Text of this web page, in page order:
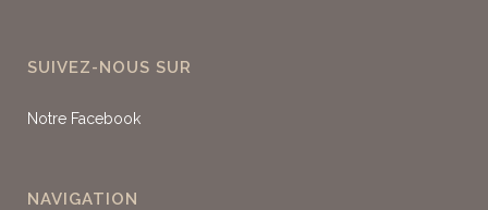
SUIVEZ-NOUS SUR
Notre Facebook
NAVIGATION